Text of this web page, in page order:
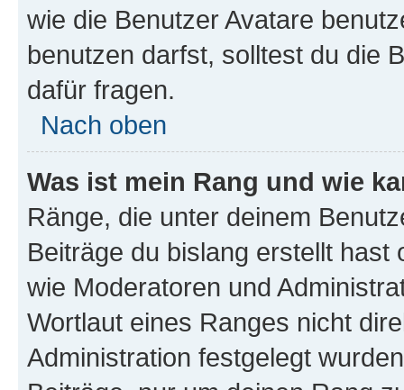
wie die Benutzer Avatare
benutzen darfst, solltest du die
dafür fragen.
Nach oben
Was ist mein Rang und wie
Ränge, die unter deinem
Beiträge du bislang erstellt
wie Moderatoren und
Wortlaut eines Ranges nicht
Administration festgelegt